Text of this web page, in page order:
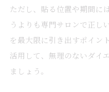
ただし、貼る位置や期間に
うよりも専門サロンで正し
を最大限に引き出すポイン
活用して、無理のないダイ
ましょう。